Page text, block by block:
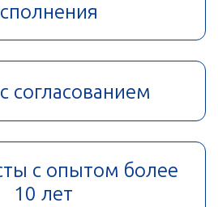
согласованием
с опытом более
10 лет